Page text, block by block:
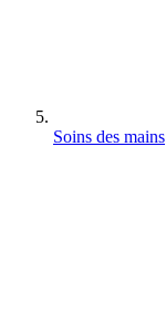
Soins des mains